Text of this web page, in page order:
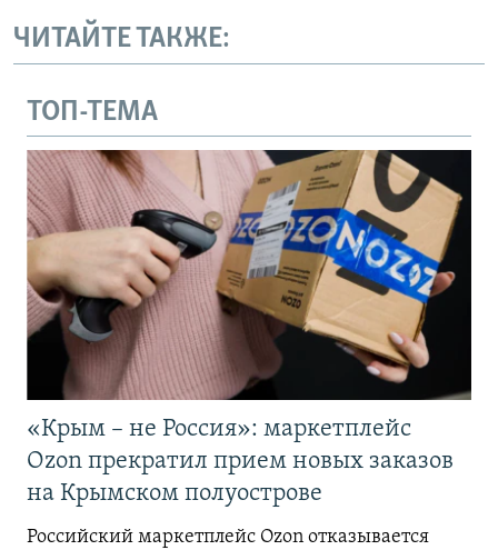
ЧИТАЙТЕ ТАКЖЕ:
ТОП-ТЕМА
«Крым – не Россия»: маркетплейс
Ozon прекратил прием новых заказов
на Крымском полуострове
Российский маркетплейс Ozon отказывается